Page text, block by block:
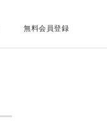
無料会員登録